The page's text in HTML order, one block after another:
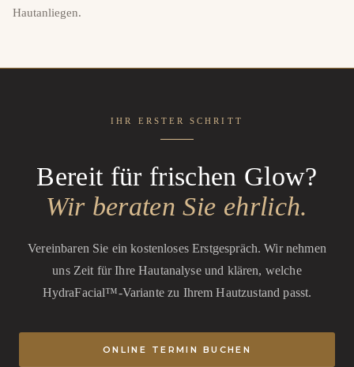
Hautanliegen.
IHR ERSTER SCHRITT
Bereit für frischen Glow?
Wir beraten Sie ehrlich.
Vereinbaren Sie ein kostenloses Erstgespräch. Wir nehmen
uns Zeit für Ihre Hautanalyse und klären, welche
HydraFacial™-Variante zu Ihrem Hautzustand passt.
ONLINE TERMIN BUCHEN